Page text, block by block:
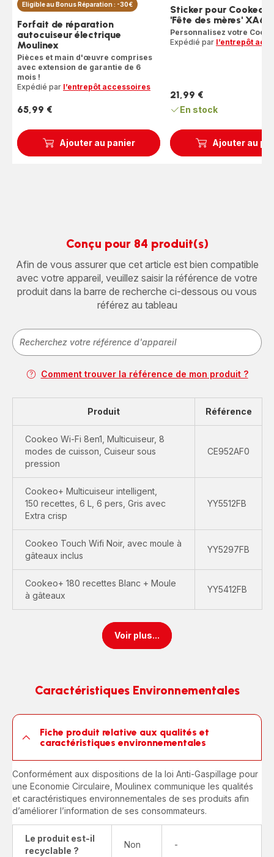
Ajouter au panier
Eligible au Bonus Réparation : -30€
Forfait de réparation
autocuiseur électrique
Moulinex
Pièces et main d'œuvre comprises
avec extension de garantie de 6
mois !
Expédié par l’entrepôt accessoires
Prix
65,99 €
Ajouter au
Sticker pour Cookeo
'Fête des mères'
Personnalisez votre
Expédié par l’entrepôt
Prix
21,99 €
En stock
Conçu pour 84 produit(s)
Afin de vous assurer que cet article est bien compatible
avec votre appareil, veuillez saisir la référence de votre
produit dans la barre de recherche ci-dessous ou vous
référez au tableau
Comment trouver la référence de mon produit ?
Produit Référence
Cookeo Wi-Fi 8en1, Multicuiseur, 8
modes de cuisson, Cuiseur sous
pression
CE952AF0
Cookeo+ Multicuiseur intelligent,
150 recettes, 6 L, 6 pers, Gris avec
Extra crisp
YY5512FB
Cookeo Touch Wifi Noir, avec moule à
gâteaux inclus
YY5297FB
Cookeo+ 180 recettes Blanc + Moule
à gâteaux
YY5412FB
Voir plus...
Caractéristiques Environnementales
Fiche produit relative aux qualités et
caractéristiques environnementales
Conformément aux dispositions de la loi Anti-Gaspillage pour
une Economie Circulaire, Moulinex communique les qualités
et caractéristiques environnementales de ses produits afin
d’améliorer l’information de ses consommateurs.
Le produit est-il
recyclable ?
Non -